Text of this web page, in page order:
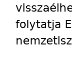
folytatja